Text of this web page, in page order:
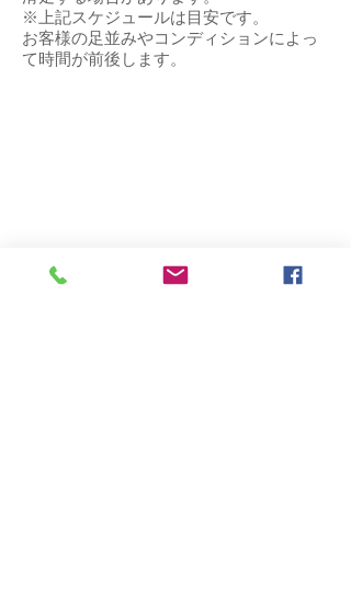
※上記スケジュールは目安です。
お客様の足並みやコンディションによっ
て時間が前後します。